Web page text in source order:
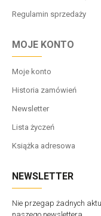
Regulamin sprzedaży
MOJE KONTO
Moje konto
Historia zamówień
Newsletter
Lista życzeń
Książka adresowa
NEWSLETTER
Nie przegap żadnych